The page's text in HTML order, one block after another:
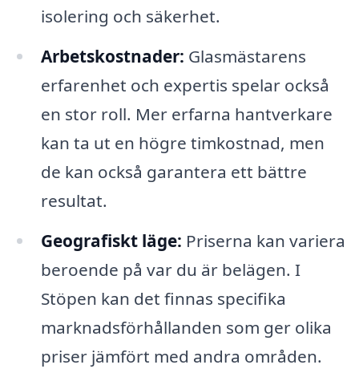
isolering och säkerhet.
Arbetskostnader: Glasmästarens
erfarenhet och expertis spelar också
en stor roll. Mer erfarna hantverkare
kan ta ut en högre timkostnad, men
de kan också garantera ett bättre
resultat.
Geografiskt läge: Priserna kan variera
beroende på var du är belägen. I
Stöpen kan det finnas specifika
marknadsförhållanden som ger olika
priser jämfört med andra områden.